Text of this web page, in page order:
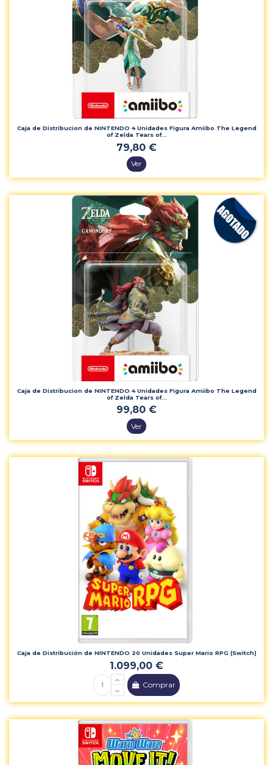
Caja de Distribucion de NINTENDO 4 Unidades Figura Amiibo The Legend
of Zelda Tears of...
79,80 €
Ver
Caja de Distribucion de NINTENDO 4 Unidades Figura Amiibo The Legend
of Zelda Tears of...
99,80 €
Ver
Caja de Distribución de NINTENDO 20 Unidades Super Mario RPG (Switch)
1.099,00 €
Comprar